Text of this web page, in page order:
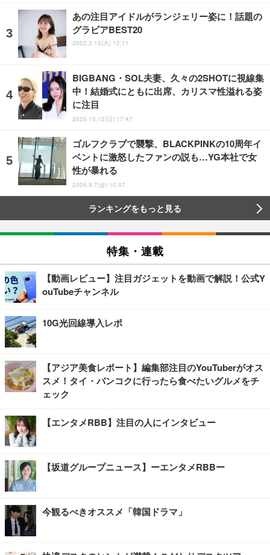
あの注目アイドルがランジェリー姿に！話題の
グラビアBEST20
2022.2.15(火) 12:11
BIGBANG・SOL夫妻、久々の2SHOTに視線集
中！結婚式にともに出席、カリスマ性溢れる姿
に注目
2025.10.12(日) 17:47
ゴルフクラブで襲撃、BLACKPINKの10周年イ
ベントに激怒したファンの説も…YG本社で女
性が暴れる
2026.8.7(金) 10:47
ランキングをもっと見る
特集・連載
【動画レビュー】注目ガジェットを動画で解説！公式Y
ouTubeチャンネル
10G光回線導入レポ
【アジア美食レポート】編集部注目のYouTuberがオス
スメ！タイ・バンコクに行ったら食べたいグルメをチ
ェック
【エンタメRBB】注目の人にインタビュー
【坂道グループニュース】ーエンタメRBBー
今観るべきオススメ「韓国ドラマ」